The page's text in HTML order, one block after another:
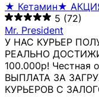
★ Кетамин★
5 (72)
Mr. President
У НАС КУРЬЕР
РЕАЛЬНО
100.000р! Честная
ВЫПЛАТА ЗА
КУРЬЕРОВ С